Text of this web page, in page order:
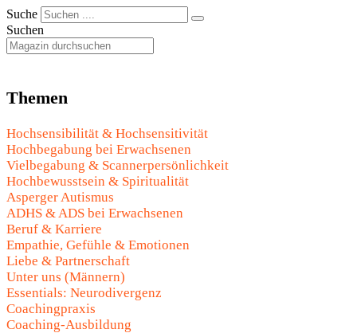
Suche
Suchen
Themen
Hochsensibilität & Hochsensitivität
Hochbegabung bei Erwachsenen
Vielbegabung & Scannerpersönlichkeit
Hochbewusstsein & Spiritualität
Asperger Autismus
ADHS & ADS bei Erwachsenen
Beruf & Karriere
Empathie, Gefühle & Emotionen
Liebe & Partnerschaft
Unter uns (Männern)
Essentials: Neurodivergenz
Coachingpraxis
Coaching-Ausbildung